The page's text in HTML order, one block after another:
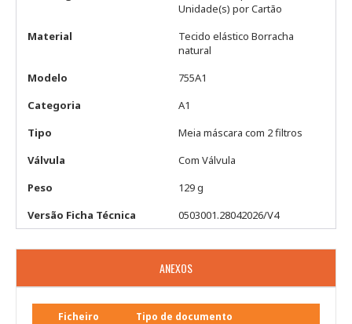
Unidade(s) por Cartão
Material
Tecido elástico Borracha
natural
Modelo
755A1
Categoria
A1
Tipo
Meia máscara com 2 filtros
Válvula
Com Válvula
Peso
129 g
Versão Ficha Técnica
0503001.28042026/V4
ANEXOS
Ficheiro Tipo de documento